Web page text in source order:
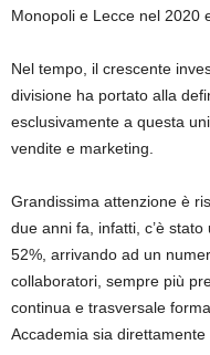
Monopoli e Lecce nel 2020
Nel tempo, il crescente
divisione ha portato alla
esclusivamente a questa
vendite e marketing.
Grandissima attenzione è
due anni fa, infatti, c’è stato
52%, arrivando ad un
collaboratori, sempre più
continua e trasversale
Accademia sia direttamente